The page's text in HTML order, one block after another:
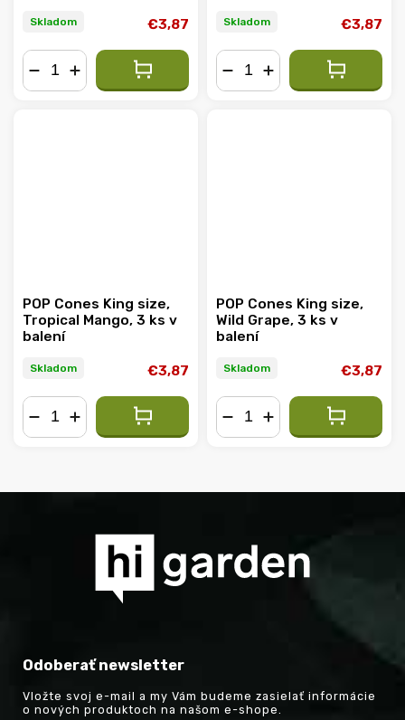
Skladom €3,87 Skladom €3,87
POP Cones King size,
Tropical Mango, 3 ks v
balení
Skladom €3,87
POP Cones King size,
Wild Grape, 3 ks v
balení
Skladom €3,87
Odoberať newsletter
Vložte svoj e-mail a my Vám budeme zasielať informácie
o nových produktoch na našom e-shope.